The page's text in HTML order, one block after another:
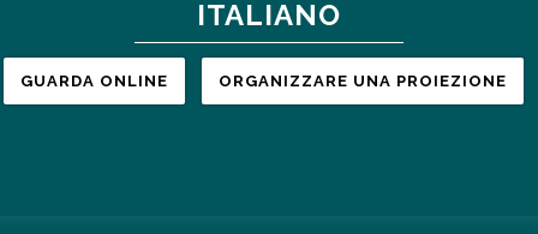
ITALIANO
GUARDA ONLINE ORGANIZZARE UNA PROIEZIONE